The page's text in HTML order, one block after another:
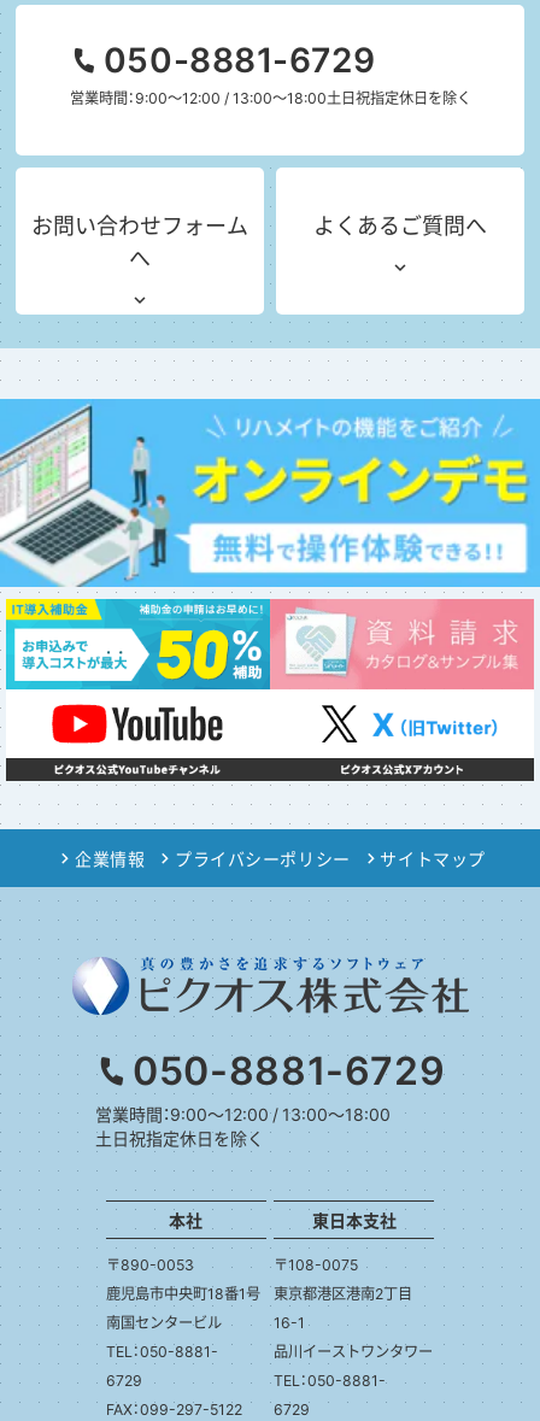
050-8881-6729
営業時間：9:00～12:00 / 13:00～18:00土日祝指定休日を除く
お問い合わせフォーム
へ
よくあるご質問へ
企業情報 プライバシーポリシー サイトマップ
050-8881-6729
営業時間：9:00～12:00 / 13:00～18:00
土日祝指定休日を除く
本社
〒890-0053
鹿児島市中央町18番1号
南国センタービル
TEL：050-8881-
6729
FAX：099-297-5122
東日本支社
〒108-0075
東京都港区港南2丁目
16-1
品川イーストワンタワー
TEL：050-8881-
6729